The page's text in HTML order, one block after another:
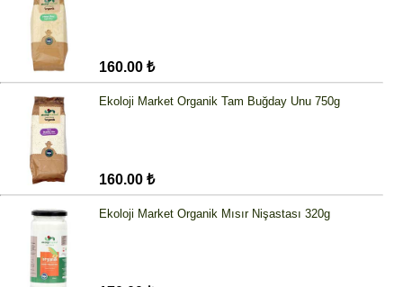
160.00 ₺
Ekoloji Market Organik Tam Buğday Unu 750g
160.00 ₺
Ekoloji Market Organik Mısır Nişastası 320g